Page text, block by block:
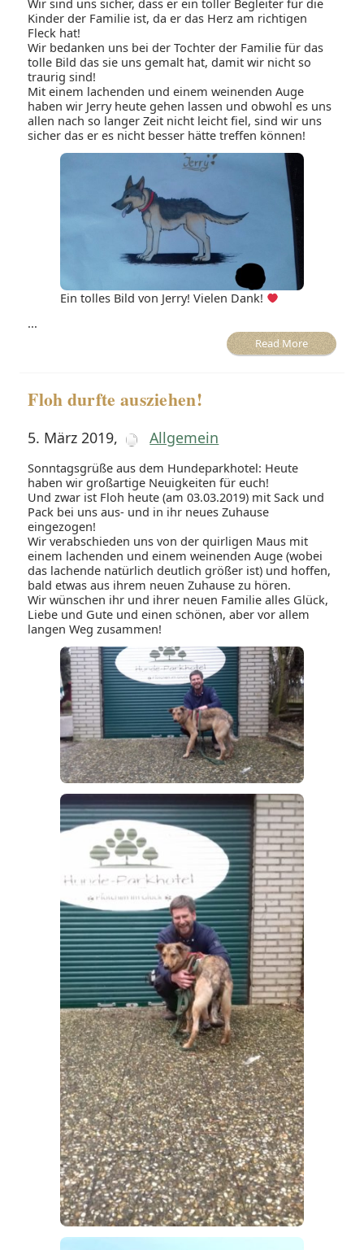
Wir sind uns sicher, dass er ein toller Begleiter für die
Kinder der Familie ist, da er das Herz am richtigen
Fleck hat!
Wir bedanken uns bei der Tochter der Familie für das
tolle Bild das sie uns gemalt hat, damit wir nicht so
traurig sind!
Mit einem lachenden und einem weinenden Auge
haben wir Jerry heute gehen lassen und obwohl es uns
allen nach so langer Zeit nicht leicht fiel, sind wir uns
sicher das er es nicht besser hätte treffen können!
Ein tolles Bild von Jerry! Vielen Dank!
...
Read More
Floh durfte ausziehen!
5. März 2019, Allgemein
Sonntagsgrüße aus dem Hundeparkhotel: Heute
haben wir großartige Neuigkeiten für euch!
Und zwar ist Floh heute (am 03.03.2019) mit Sack und
Pack bei uns aus- und in ihr neues Zuhause
eingezogen!
Wir verabschieden uns von der quirligen Maus mit
einem lachenden und einem weinenden Auge (wobei
das lachende natürlich deutlich größer ist) und hoffen,
bald etwas aus ihrem neuen Zuhause zu hören.
Wir wünschen ihr und ihrer neuen Familie alles Glück,
Liebe und Gute und einen schönen, aber vor allem
langen Weg zusammen!